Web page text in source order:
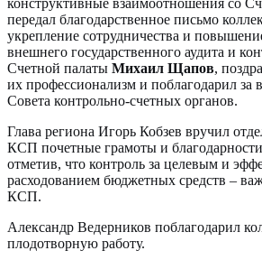
конструктивные взаимоотношения со
передал благодарственное письмо
укрепление сотрудничества и
внешнего государственного аудита и
Счетной палаты Михаил Щапов,
их профессионализм и поблагодарил за
Совета контрольно-счетных органов.
Глава региона Игорь Кобзев вручил
КСП почетные грамоты и благодарности
отметив, что контроль за целевым и
расходованием бюджетных средств –
КСП.
Александр Ведерников поблагодарил
плодотворную работу.